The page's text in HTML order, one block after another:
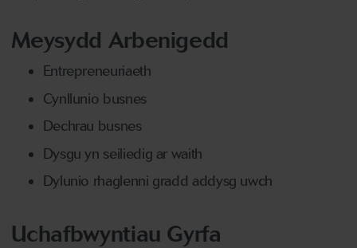
Meysydd Arbenigedd
Entrepreneuriaeth
Cynllunio busnes
Dechrau busnes
Dysgu yn seiliedig ar waith
Dylunio rhaglenni gradd addysg uwch
Uchafbwyntiau Gyrfa